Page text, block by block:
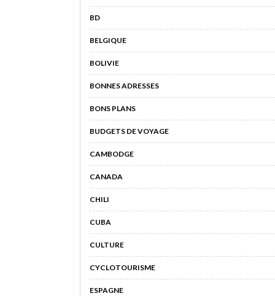
BD
BELGIQUE
BOLIVIE
BONNES ADRESSES
BONS PLANS
BUDGETS DE VOYAGE
CAMBODGE
CANADA
CHILI
CUBA
CULTURE
CYCLOTOURISME
ESPAGNE